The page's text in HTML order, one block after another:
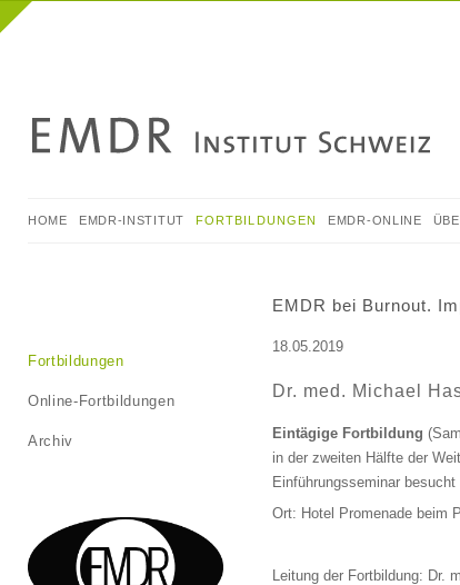
ÜBERSPRINGEN
HOME EMDR-INSTITUT FORTBILDUNGEN EMDR-ONLINE
EMDR bei Burnout.
18.05.2019
Dr. med. Michael
Eintägige Fortbildung
in der zweiten Hälfte der
Einführungsseminar besucht
Ort: Hotel Promenade beim
Leitung der Fortbildung: Dr.
Navigation
Fortbildungen
Online-Fortbildungen
Archiv